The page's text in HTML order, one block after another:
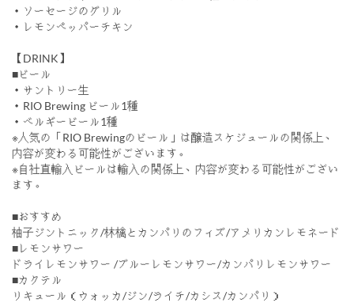
・ソーセージのグリル
・レモンペッパーチキン
【DRINK】
■ビール
・サントリー生
・RIO Brewing ビール1種
・ベルギービール1種
※人気の「RIO Brewingのビール」は醸造スケジュールの関係上、
内容が変わる可能性がございます。
※自社直輸入ビールは輸入の関係上、内容が変わる可能性がござい
ます。
■おすすめ
柚子ジントニック/林檎とカンパリのフィズ/アメリカンレモネード
■レモンサワー
ドライレモンサワー /ブルーレモンサワー/カンパリレモンサワー
■カクテル
リキュール（ウォッカ/ジン/ライチ/カシス/カンパリ）